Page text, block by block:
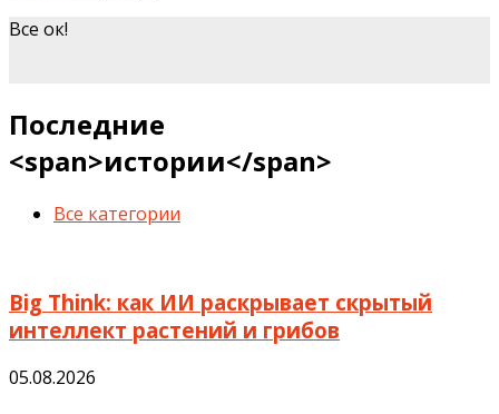
Все ок!
Последние
<span>истории</span>
Все категории
Big Think: как ИИ раскрывает скрытый
интеллект растений и грибов
05.08.2026